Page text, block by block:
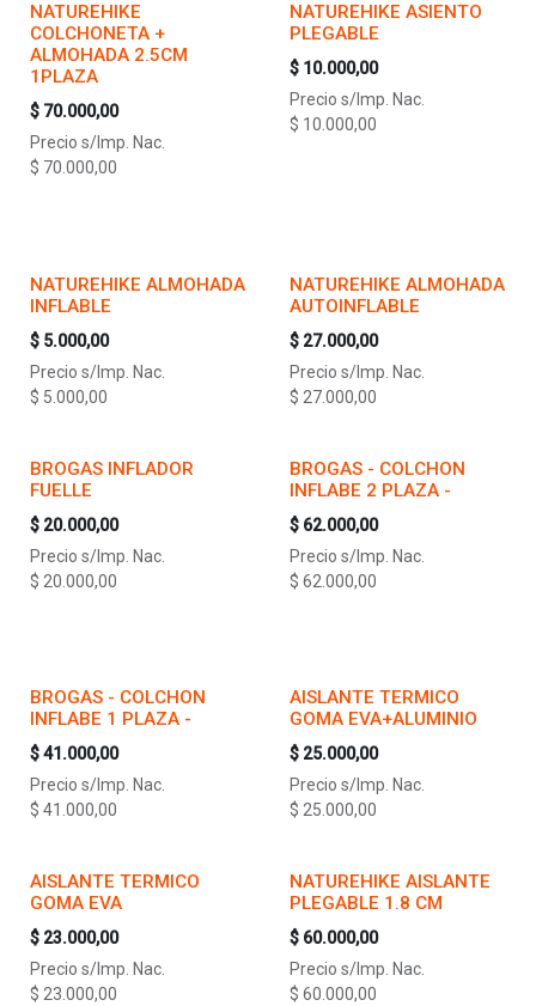
NATUREHIKE
COLCHONETA +
ALMOHADA 2.5CM
1PLAZA
$ 70.000,00
Precio s/Imp. Nac.
$ 70.000,00
NATUREHIKE ASIENTO
PLEGABLE
$ 10.000,00
Precio s/Imp. Nac.
$ 10.000,00
NATUREHIKE ALMOHADA
INFLABLE
$ 5.000,00
Precio s/Imp. Nac.
$ 5.000,00
NATUREHIKE ALMOHADA
AUTOINFLABLE
$ 27.000,00
Precio s/Imp. Nac.
$ 27.000,00
BROGAS INFLADOR
FUELLE
$ 20.000,00
Precio s/Imp. Nac.
$ 20.000,00
BROGAS - COLCHON
INFLABE 2 PLAZA -
$ 62.000,00
Precio s/Imp. Nac.
$ 62.000,00
BROGAS - COLCHON
INFLABE 1 PLAZA -
$41.000,00
Precio s/Imp. Nac.
$ 41.000,00
AISLANTE TERMICO
GOMA EVA+ALUMINIO
$ 25.000,00
Precio s/Imp. Nac.
$ 25.000,00
AISLANTE TERMICO
GOMA EVA
$ 23.000,00
Precio s/Imp. Nac.
$ 23.000,00
NATUREHIKE AISLANTE
PLEGABLE 1.8 CM
$ 60.000,00
Precio s/Imp. Nac.
$ 60.000,00